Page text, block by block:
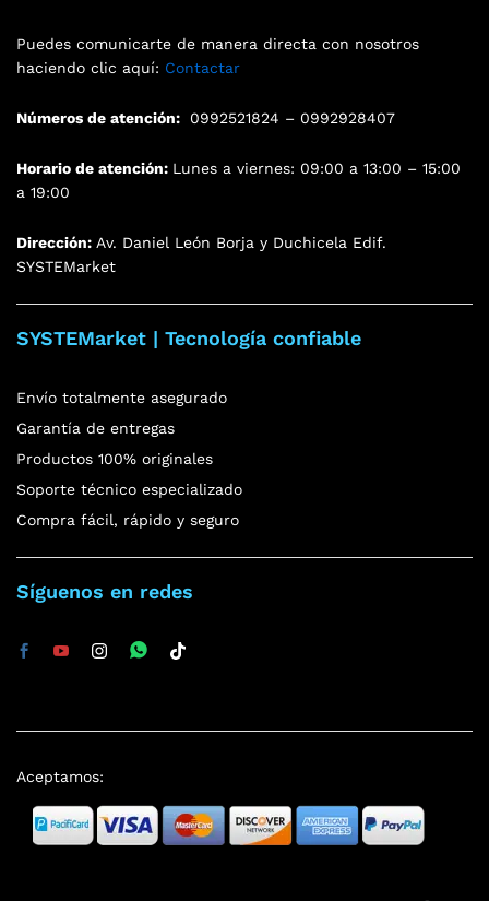
Puedes comunicarte de manera directa con nosotros
haciendo clic aquí: Contactar
Números de atención: 0992521824 – 0992928407
Horario de atención: Lunes a viernes: 09:00 a 13:00 – 15:00
a 19:00
Dirección: Av. Daniel León Borja y Duchicela Edif.
SYSTEMarket
SYSTEMarket | Tecnología confiable
Envío totalmente asegurado
Garantía de entregas
Productos 100% originales
Soporte técnico especializado
Compra fácil, rápido y seguro
Síguenos en redes
Aceptamos: